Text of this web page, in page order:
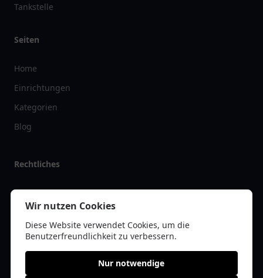
Tankstelle
Seiten
Home
Einrichtungen
Kategorien
Blog
Rechtliches
Impressum
Datenschutz
Kontakt
Wir nutzen Cookies
Diese Website verwendet Cookies, um die
Benutzerfreundlichkeit zu verbessern.
Nur notwendige